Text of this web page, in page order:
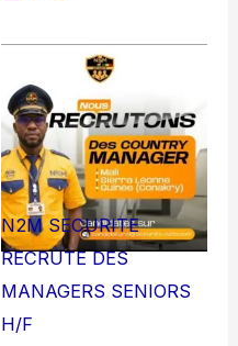
N2M SECURITE
RECRUTE DES
MANAGERS SENIORS
H/F